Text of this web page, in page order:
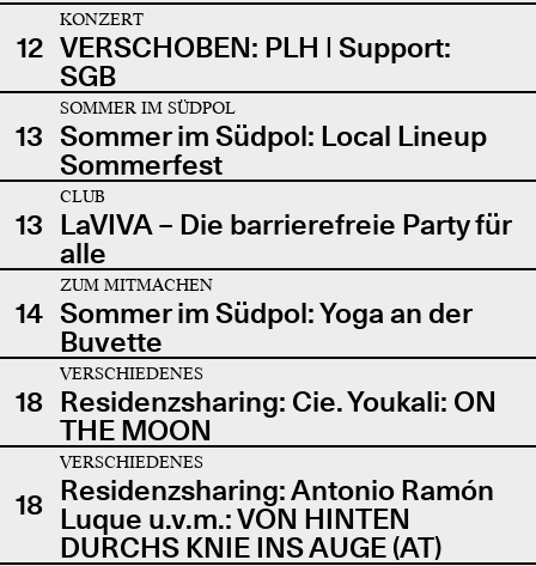
12
KONZERT
VERSCHOBEN: PLH | Support:
SGB
13
SOMMER IM SÜDPOL
Sommer im Südpol: Local Lineup
Sommerfest
13
CLUB
LaVIVA – Die barrierefreie Party für
alle
14
ZUM MITMACHEN
Sommer im Südpol: Yoga an der
Buvette
18
VERSCHIEDENES
Residenzsharing: Cie. Youkali: ON
THE MOON
18
VERSCHIEDENES
Residenzsharing: Antonio Ramón
Luque u.v.m.: VON HINTEN
DURCHS KNIE INS AUGE (AT)